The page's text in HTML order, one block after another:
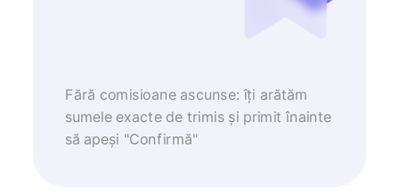
Fără comisioane ascunse: îți arătăm
sumele exacte de trimis și primit înainte
să apeși "Confirmă"